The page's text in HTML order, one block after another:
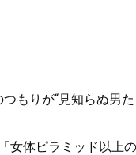
もりが“見知らぬ男た
女体ピラミッド以上の